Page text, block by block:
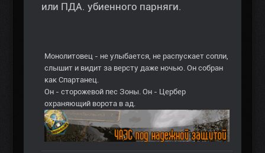
или ПДА. убиенного парняги.
Монолитовец - не улыбается, не распускает сопли,
слышит и видит за версту даже ночью. Он собран
как Спартанец.
Он - сторожевой пес Зоны. Он - Цербер
охраняющий ворота в ад.